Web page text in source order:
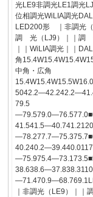
光LE9非調光LE1調光
位相調光WiLIA調光
LED200形 ｜非調光（
調 光（LJ9）｜｜調
｜｜WiLIA調光｜｜
角
中角・広角
79.5
｜非調光（LE9）｜